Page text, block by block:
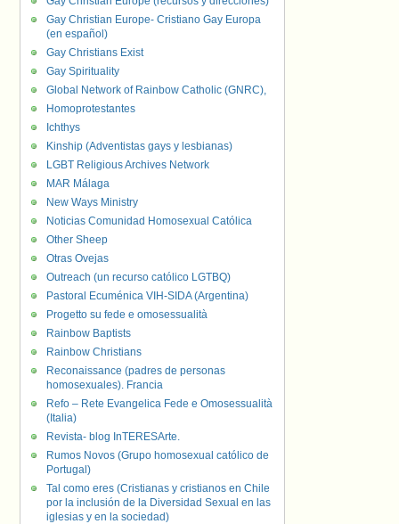
Gay Christian Europe- Cristiano Gay Europa
(en español)
Gay Christians Exist
Gay Spirituality
Global Network of Rainbow Catholic (GNRC),
Homoprotestantes
Ichthys
Kinship (Adventistas gays y lesbianas)
LGBT Religious Archives Network
MAR Málaga
New Ways Ministry
Noticias Comunidad Homosexual Católica
Other Sheep
Otras Ovejas
Outreach (un recurso católico LGTBQ)
Pastoral Ecuménica VIH-SIDA (Argentina)
Progetto su fede e omosessualità
Rainbow Baptists
Rainbow Christians
Reconaissance (padres de personas
homosexuales). Francia
Refo – Rete Evangelica Fede e Omosessualità
(Italia)
Revista- blog InTERESArte.
Rumos Novos (Grupo homosexual católico de
Portugal)
Tal como eres (Cristianas y cristianos en Chile
por la inclusión de la Diversidad Sexual en las
iglesias y en la sociedad)